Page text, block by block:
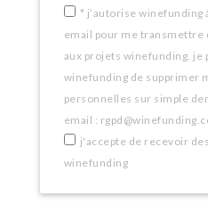
* j’autorise
email pour me transmettre
aux projets winefunding. je
winefunding de supprimer
personnelles sur simple
email :
j'accepte de recevoir
winefunding